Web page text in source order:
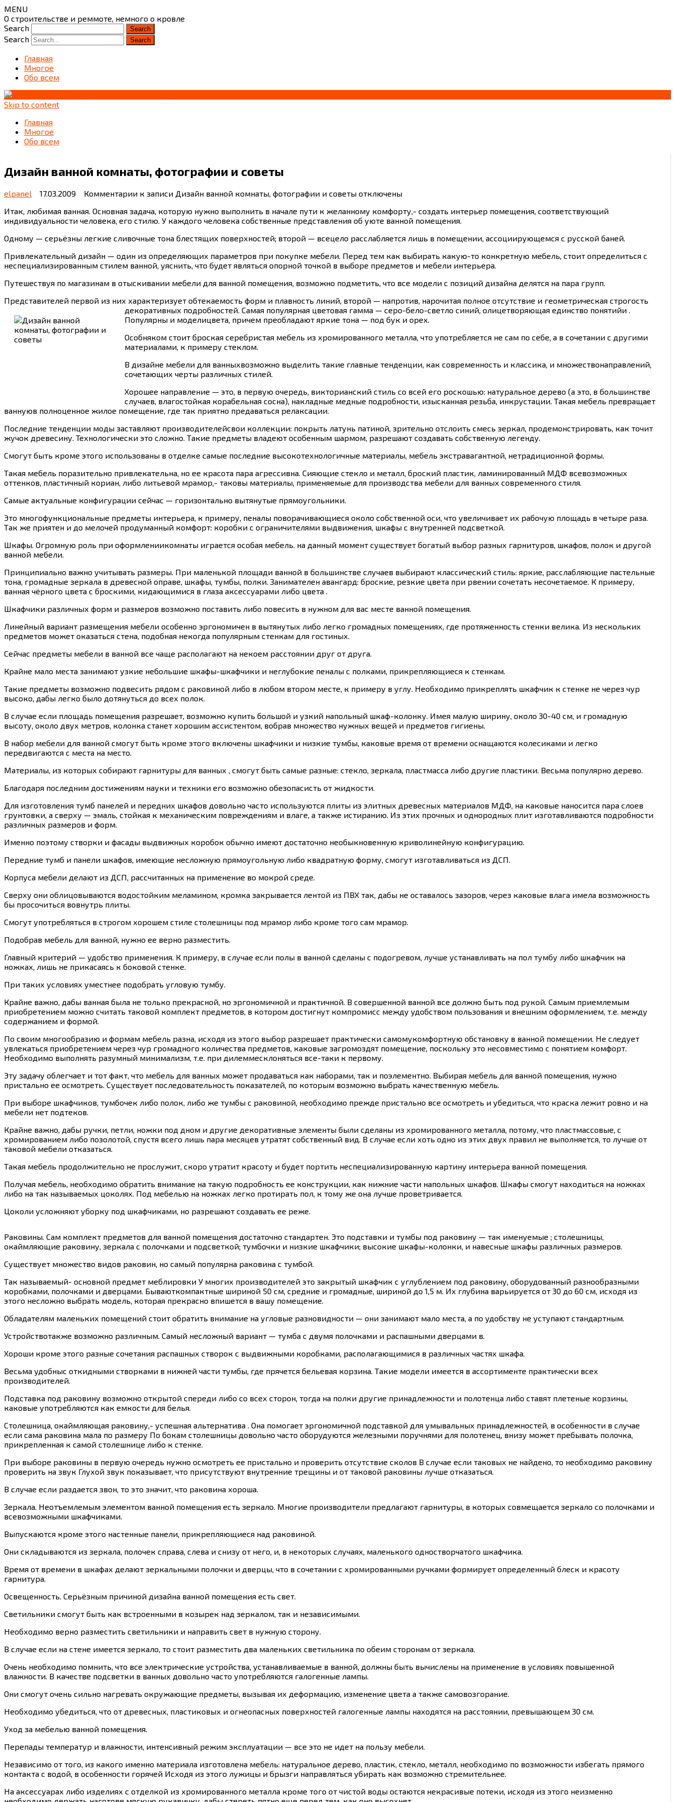
MENU
О строительстве и реммоте, немного о кровле
Search
Search
Главная
Многое
Обо всем
Skip to content
Главная
Многое
Обо всем
Дизайн ванной комнаты, фотографии и советы
elpanel 17.03.2009 Комментарии к записи Дизайн ванной комнаты, фотографии и советы отключены
Итак, любимая ванная. Основная задача, которую нужно выполнить в начале пути к желанному комфорту,- создать интерьер помещения, соответствующий
индивидуальности человека, его стилю. У каждого человека собственные представления об уюте ванной помещения.
Одному — серьёзны легкие сливочные тона блестящих поверхностей; второй — всецело расслабляется лишь в помещении, ассоциирующемся с русской баней.
Привлекательный дизайн — один из определяющих параметров при покупке мебели. Перед тем как выбирать какую-то конкретную мебель, стоит определиться с
неспециализированным стилем ванной, уяснить, что будет являться опорной точкой в выборе предметов и мебели интерьера.
Путешествуя по магазинам в отыскивании мебели для ванной помещения, возможно подметить, что все модели с позиций дизайна делятся на пара групп.
Представителей первой из них характеризует обтекаемость форм и плавность линий, второй — напротив, нарочитая полное отсутствие и геометрическая строгость
декоративных подробностей. Самая популярная цветовая гамма — серо-бело-светло синий, олицетворяющая единство понятийи .
Популярны и моделицвета, причем преобладают яркие тона — под бук и орех.
Особняком стоит броская серебристая мебель из хромированного металла, что употребляется не сам по себе, а в сочетании с другими
материалами, к примеру стеклом.
В дизайне мебели для ванныхвозможно выделить такие главные тенденции, как современность и классика, и множествонаправлений,
сочетающих черты различных стилей.
Хорошее направление — это, в первую очередь, викторианский стиль со всей его роскошью: натуральное дерево (а это, в большинстве
случаев, влагостойкая корабельная сосна), накладные медные подробности, изысканная резьба, инкрустации. Такая мебель превращает
ваннуюв полноценное жилое помещение, где так приятно предаваться релаксации.
Последние тенденции моды заставляют производителейсвои коллекции: покрыть латунь патиной, зрительно отслоить смесь зеркал, продемонстрировать, как точит
жучок древесину. Технологически это сложно. Такие предметы владеют особенным шармом, разрешают создавать собственную легенду.
Смогут быть кроме этого использованы в отделке самые последние высокотехнологичные материалы, мебель экстравагантной, нетрадиционной формы.
Такая мебель поразительно привлекательна, но ее красота пара агрессивна. Сияющие стекло и металл, броский пластик, ламинированный МДФ всевозможных
оттенков, пластичный кориан, либо литьевой мрамор,- таковы материалы, применяемые для производства мебели для ванных современного стиля.
Самые актуальные конфигурации сейчас — горизонтально вытянутые прямоугольники.
Это многофункциональные предметы интерьера, к примеру, пеналы поворачивающиеся около собственной оси, что увеличивает их рабочую площадь в четыре раза.
Так же приятен и до мелочей продуманный комфорт: коробки с ограничителями выдвижения, шкафы с внутренней подсветкой.
Шкафы. Огромную роль при оформлениикомнаты играется особая мебель. на данный момент существует богатый выбор разных гарнитуров, шкафов, полок и другой
ванной мебели.
Принципиально важно учитывать размеры. При маленькой площади ванной в большинстве случаев выбирают классический стиль: яркие, расслабляющие пастельные
тона, громадные зеркала в древесной оправе, шкафы, тумбы, полки. Занимателен авангард: броские, резкие цвета при рвении сочетать несочетаемое. К примеру,
ванная чёрного цвета с броскими, кидающимися в глаза аксессуарами либо цвета .
Шкафчики различных форм и размеров возможно поставить либо повесить в нужном для вас месте ванной помещения.
Линейный вариант размещения мебели особенно эргономичен в вытянутых либо легко громадных помещениях, где протяженность стенки велика. Из нескольких
предметов может оказаться стена, подобная некогда популярным стенкам для гостиных.
Сейчас предметы мебели в ванной все чаще располагают на некоем расстоянии друг от друга.
Крайне мало места занимают узкие небольшие шкафы-шкафчики и неглубокие пеналы с полками, прикрепляющиеся к стенкам.
Такие предметы возможно подвесить рядом с раковиной либо в любом втором месте, к примеру в углу. Необходимо прикреплять шкафчик к стенке не через чур
высоко, дабы легко было дотянуться до всех полок.
В случае если площадь помещения разрешает, возможно купить большой и узкий напольный шкаф-колонку. Имея малую ширину, около 30-40 см, и громадную
высоту, около двух метров, колонка станет хорошим ассистентом, вобрав множество нужных вещей и предметов гигиены.
В набор мебели для ванной смогут быть кроме этого включены шкафчики и низкие тумбы, каковые время от времени оснащаются колесиками и легко
передвигаются с места на место.
Материалы, из которых собирают гарнитуры для ванных , смогут быть самые разные: стекло, зеркала, пластмасса либо другие пластики. Весьма популярно дерево.
Благодаря последним достижениям науки и техники его возможно обезопасисть от жидкости.
Для изготовления тумб панелей и передних шкафов довольно часто используются плиты из элитных древесных материалов МДФ, на каковые наносится пара слоев
грунтовки, а сверху — эмаль, стойкая к механическим повреждениям и влаге, а также истиранию. Из этих прочных и однородных плит изготавливаются подробности
различных размеров и форм.
Именно поэтому створки и фасады выдвижных коробок обычно имеют достаточно необыкновенную криволинейную конфигурацию.
Передние тумб и панели шкафов, имеющие несложную прямоугольную либо квадратную форму, смогут изготавливаться из ДСП.
Корпуса мебели делают из ДСП, рассчитанных на применение во мокрой среде.
Сверху они облицовываются водостойким меламином, кромка закрывается лентой из ПВХ так, дабы не оставалось зазоров, через каковые влага имела возможность
бы просочиться вовнутрь плиты.
Смогут употребляться в строгом хорошем стиле столешницы под мрамор либо кроме того сам мрамор.
Подобрав мебель для ванной, нужно ее верно разместить.
Главный критерий — удобство применения. К примеру, в случае если полы в ванной сделаны с подогревом, лучше устанавливать на пол тумбу либо шкафчик на
ножках, лишь не прикасаясь к боковой стенке.
При таких условиях уместнее подобрать угловую тумбу.
Крайне важно, дабы ванная была не только прекрасной, но эргономичной и практичной. В совершенной ванной все должно быть под рукой. Самым приемлемым
приобретением можно считать таковой комплект предметов, в котором достигнут компромисс между удобством пользования и внешним оформлением, т.е. между
содержанием и формой.
По своим многообразию и формам мебель разна, исходя из этого выбор разрешает практически самомукомфортную обстановку в ванной помещении. Не следует
увлекаться приобретением через чур громадного количества предметов, каковые загромоздят помещение, поскольку это несовместимо с понятием комфорт.
Необходимо выполнять разумный минимализм, т.е. при дилеммесклоняться все-таки к первому.
Эту задачу облегчает и тот факт, что мебель для ванных может продаваться как наборами, так и поэлементно. Выбирая мебель для ванной помещения, нужно
пристально ее осмотреть. Существует последовательность показателей, по которым возможно выбрать качественную мебель.
При выборе шкафчиков, тумбочек либо полок, либо же тумбы с раковиной, необходимо прежде пристально все осмотреть и убедиться, что краска лежит ровно и на
мебели нет подтеков.
Крайне важно, дабы ручки, петли, ножки под дном и другие декоративные элементы были сделаны из хромированного металла, потому, что пластмассовые, с
хромированием либо позолотой, спустя всего лишь пара месяцев утратят собственный вид. В случае если хоть одно из этих двух правил не выполняется, то лучше от
таковой мебели отказаться.
Такая мебель продолжительно не прослужит, скоро утратит красоту и будет портить неспециализированную картину интерьера ванной помещения.
Получая мебель, необходимо обратить внимание на такую подробность ее конструкции, как нижние части напольных шкафов. Шкафы смогут находиться на ножках
либо на так называемых цоколях. Под мебелью на ножках легко протирать пол, к тому же она лучше проветривается.
Цоколи усложняют уборку под шкафчиками, но разрешают создавать ее реже.
Раковины. Сам комплект предметов для ванной помещения достаточно стандартен. Это подставки и тумбы под раковину — так именуемые ; столешницы,
окаймляющие раковину, зеркала с полочками и подсветкой; тумбочки и низкие шкафчики; высокие шкафы-колонки, и навесные шкафы различных размеров.
Существует множество видов раковин, но самый популярна раковина с тумбой.
Так называемый- основной предмет меблировки У многих производителей это закрытый шкафчик с углублением под раковину, оборудованный разнообразными
коробками, полочками и дверцами. Бываюткомпактные шириной 50 см, средние и громадные, шириной до 1,5 м. Их глубина варьируется от 30 до 60 см, исходя из
этого несложно выбрать модель, которая прекрасно впишется в вашу помещение.
Обладателям маленьких помещений стоит обратить внимание на угловые разновидности — они занимают мало места, а по удобству не уступают стандартным.
Устройствотакже возможно различным. Самый несложный вариант — тумба с двумя полочками и распашными дверцами в.
Хороши кроме этого разные сочетания распашных створок с выдвижными коробками, располагающимися в различных частях шкафа.
Весьма удобныс откидными створками в нижней части тумбы, где прячется бельевая корзина. Такие модели имеется в ассортименте практически всех
производителей.
Подставка под раковину возможно открытой спереди либо со всех сторон, тогда на полки другие принадлежности и полотенца либо ставят плетеные корзины,
каковые употребляются как емкости для белья.
Столешница, окаймляющая раковину,- успешная альтернатива . Она помогает эргономичной подставкой для умывальных принадлежностей, в особенности в случае
если сама раковина мала по размеру По бокам столешницы довольно часто оборудуются железными поручнями для полотенец, внизу может пребывать полочка,
прикрепленная к самой столешнице либо к стенке.
При выборе раковины в первую очередь нужно осмотреть ее пристально и проверить отсутствие сколов В случае если таковых не найдено, то необходимо раковину
проверить на звук Глухой звук показывает, что присутствуют внутренние трещины и от таковой раковины лучше отказаться.
В случае если раздается звон, то это значит, что раковина хороша.
Зеркала. Неотъемлемым элементом ванной помещения есть зеркало. Многие производители предлагают гарнитуры, в которых совмещается зеркало со полочками и
всевозможными шкафчиками.
Выпускаются кроме этого настенные панели, прикрепляющиеся над раковиной.
Они складываются из зеркала, полочек справа, слева и снизу от него, и, в некоторых случаях, маленького одностворчатого шкафчика.
Время от времени в шкафах делают зеркальными полочки и дверцы, что в сочетании с хромированными ручками формирует определенный блеск и красоту
гарнитура.
Освещенность. Серьёзным причиной дизайна ванной помещения есть свет.
Светильники смогут быть как встроенными в козырек над зеркалом, так и независимыми.
Необходимо верно разместить светильники и направить свет в нужную сторону.
В случае если на стене имеется зеркало, то стоит разместить два маленьких светильника по обеим сторонам от зеркала.
Очень необходимо помнить, что все электрические устройства, устанавливаемые в ванной, должны быть вычислены на применение в условиях повышенной
влажности. В качестве подсветки в ванных довольно часто употребляются галогенные лампы.
Они смогут очень сильно нагревать окружающие предметы, вызывая их деформацию, изменение цвета а также самовозгорание.
Необходимо убедиться, что от древесных, пластиковых и огнеопасных поверхностей галогенные лампы находятся на расстоянии, превышающем 30 см.
Уход за мебелью ванной помещения.
Перепады температур и влажности, интенсивный режим эксплуатации — все это не идет на пользу мебели.
Независимо от того, из какого именно материала изготовлена мебель: натуральное дерево, пластик, стекло, металл, необходимо по возможности избегать прямого
контакта с водой, в особенности горячей Исходя из этого лужицы и брызги направляться убирать как возможно стремительнее.
На аксессуарах либо изделиях с отделкой из хромированного металла кроме того от чистой воды остаются некрасивые потеки, исходя из этого неизменно